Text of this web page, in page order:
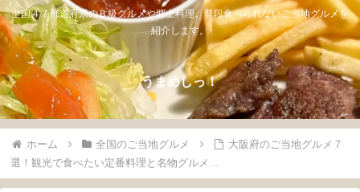
全国４７都道府県のＢ級グルメや郷土料理。普段食べられないご当地グルメを
紹介します。
うまめしっ！
ホーム 全国のご当地グルメ
大阪府のご当地グルメ７
選！観光で食べたい定番料理と名物グルメ…